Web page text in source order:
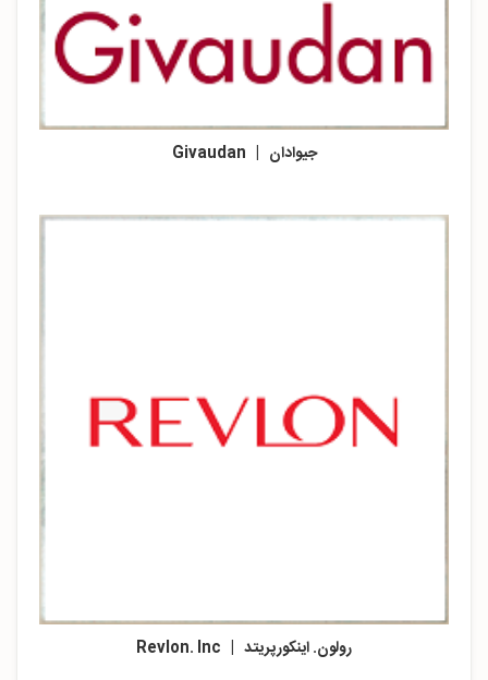
جیوادان | Givaudan
رولون. اینکورپریتد | Revlon. Inc